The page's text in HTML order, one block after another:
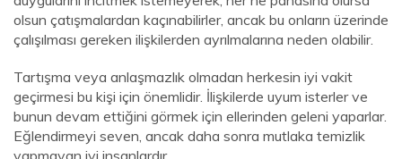
olsun çatışmalardan kaçınabilirler, ancak bu onların üzerinde
çalışılması gereken ilişkilerden ayrılmalarına neden olabilir.
Tartışma veya anlaşmazlık olmadan herkesin iyi vakit
geçirmesi bu kişi için önemlidir. İlişkilerde uyum isterler ve
bunun devam ettiğini görmek için ellerinden geleni yaparlar.
Eğlendirmeyi seven, ancak daha sonra mutlaka temizlik